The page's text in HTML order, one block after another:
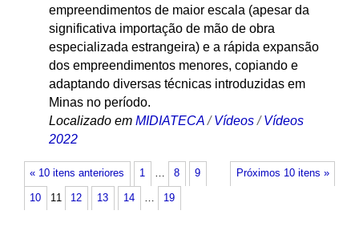
empreendimentos de maior escala (apesar da
significativa importação de mão de obra
especializada estrangeira) e a rápida expansão
dos empreendimentos menores, copiando e
adaptando diversas técnicas introduzidas em
Minas no período.
Localizado em MIDIATECA /Vídeos /Vídeos
2022
« 10 itens anteriores Próximos 10 itens »
1 … 8 9
10 11 12 13 14 … 19